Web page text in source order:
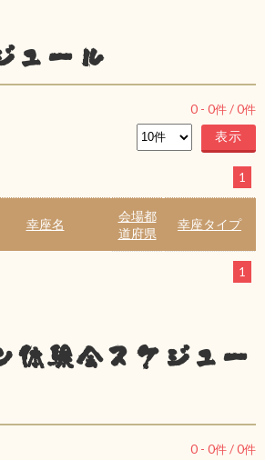
ュール
0 - 0件 /0件
1
幸座名
会場都
道府県
幸座タイプ
1
体験会スケジュー
0 - 0件 /0件